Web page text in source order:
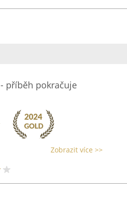
příběh pokračuje
Zobrazit více >>